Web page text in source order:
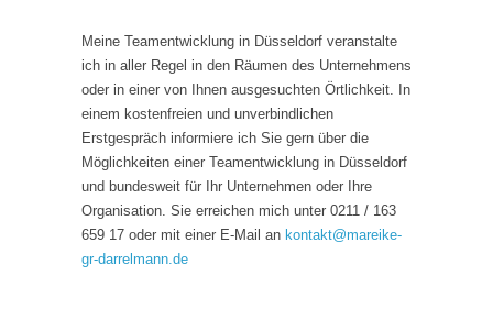
Meine Teamentwicklung in Düsseldorf veranstalte
ich in aller Regel in den Räumen des Unternehmens
oder in einer von Ihnen ausgesuchten Örtlichkeit. In
einem kostenfreien und unverbindlichen
Erstgespräch informiere ich Sie gern über die
Möglichkeiten einer Teamentwicklung in Düsseldorf
und bundesweit für Ihr Unternehmen oder Ihre
Organisation. Sie erreichen mich unter 0211 / 163
659 17 oder mit einer E-Mail an kontakt@mareike-
gr-darrelmann.de